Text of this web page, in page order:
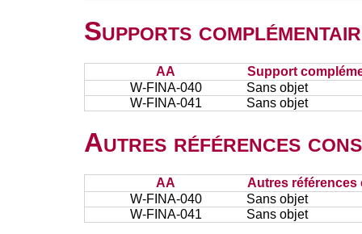
Supports
AA
Support
W-FINA-040
Sans objet
W-FINA-041
Sans objet
Autres références
AA
Autres références
W-FINA-040
Sans objet
W-FINA-041
Sans objet